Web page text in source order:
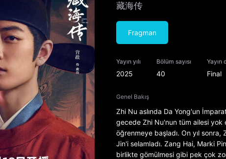
藏海传
Fragman
Yayın yılı
2025
Bölüm sayısı
40
Yayın
Final
Genel Bakış
Zhi Nu aslında Da Yong'un
gecede Zhi Nu'nun tüm ailesi yok
öğrenmeye başladı. On yıl
Jin'i selamladı. Zang Hai, Marki
birlikte gömülmesi gibi pek çok